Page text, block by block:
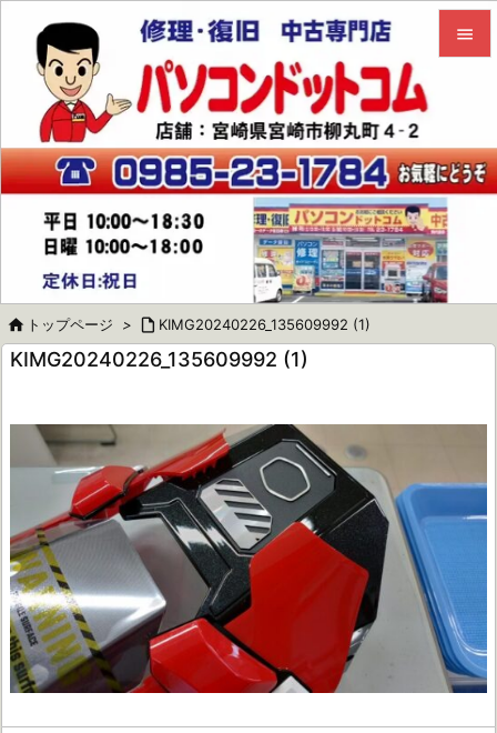

サイド


 トップページ >  KIMG20240226_135609992 (1)
KIMG20240226_135609992 (1)